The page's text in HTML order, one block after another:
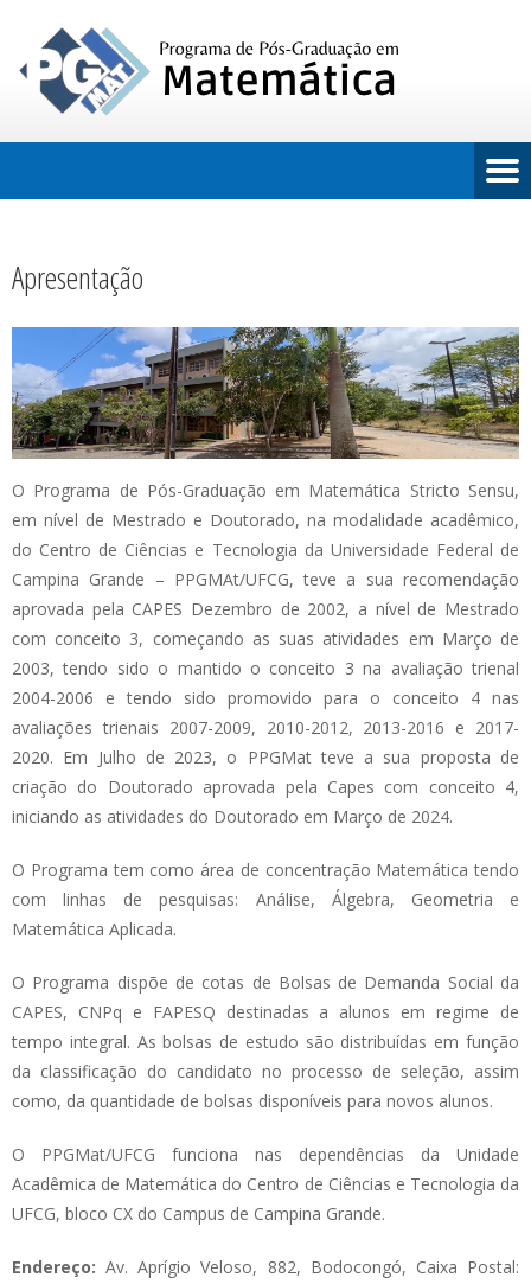
Apresentação
O Programa de Pós-Graduação em Matemática Stricto Sensu,
em nível de Mestrado e Doutorado, na modalidade acadêmico,
do Centro de Ciências e Tecnologia da Universidade Federal de
Campina Grande – PPGMAt/UFCG, teve a sua recomendação
aprovada pela CAPES Dezembro de 2002, a nível de Mestrado
com conceito 3, começando as suas atividades em Março de
2003, tendo sido o mantido o conceito 3 na avaliação trienal
2004-2006 e tendo sido promovido para o conceito 4 nas
avaliações trienais 2007-2009, 2010-2012, 2013-2016 e 2017-
2020. Em Julho de 2023, o PPGMat teve a sua proposta de
criação do Doutorado aprovada pela Capes com conceito 4,
iniciando as atividades do Doutorado em Março de 2024.
O Programa tem como área de concentração Matemática tendo
com linhas de pesquisas: Análise, Álgebra, Geometria e
Matemática Aplicada.
O Programa dispõe de cotas de Bolsas de Demanda Social da
CAPES, CNPq e FAPESQ destinadas a alunos em regime de
tempo integral. As bolsas de estudo são distribuídas em função
da classificação do candidato no processo de seleção, assim
como, da quantidade de bolsas disponíveis para novos alunos.
O PPGMat/UFCG funciona nas dependências da Unidade
Acadêmica de Matemática do Centro de Ciências e Tecnologia da
UFCG, bloco CX do Campus de Campina Grande.
Endereço: Av. Aprígio Veloso, 882, Bodocongó, Caixa Postal: